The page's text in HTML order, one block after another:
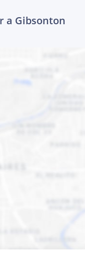
a Gibsonton